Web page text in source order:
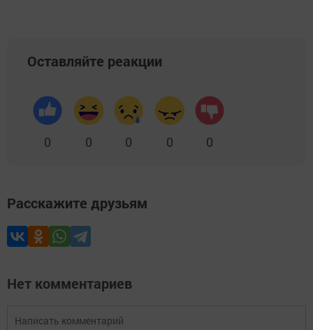
Оставляйте реакции
0 0 0 0 0
Расскажите друзьям
Нет комментариев